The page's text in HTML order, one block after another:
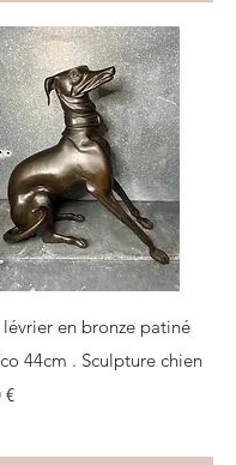
Aperçu rapide
en bronze patiné
44cm . Sculpture chien
€